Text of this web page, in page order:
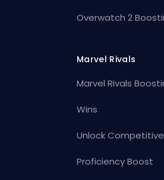
Overwatch 2
Marvel Rivals
Marvel Rivals
Wins
Unlock Competitive
Proficiency Boost